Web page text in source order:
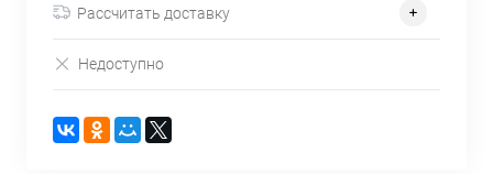
Рассчитать доставку
Недоступно